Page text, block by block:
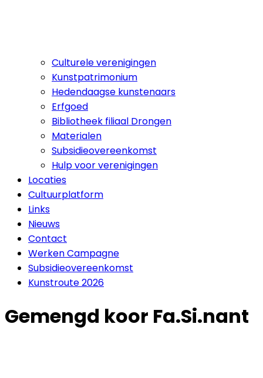
Culturele verenigingen
Kunstpatrimonium
Hedendaagse kunstenaars
Erfgoed
Bibliotheek filiaal Drongen
Materialen
Subsidieovereenkomst
Hulp voor verenigingen
Locaties
Cultuurplatform
Links
Nieuws
Contact
Werken Campagne
Subsidieovereenkomst
Kunstroute 2026
Gemengd koor Fa.Si.nant